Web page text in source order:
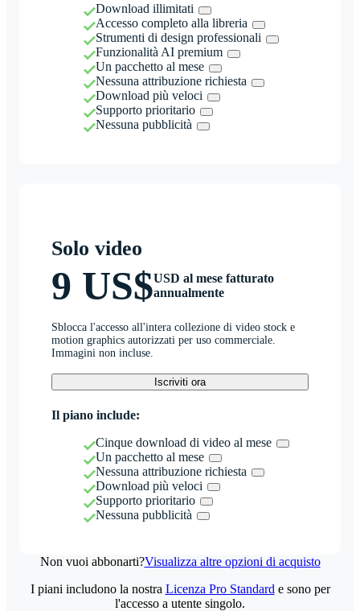
Download illimitati
Accesso completo alla libreria
Strumenti di design professionali
Funzionalità AI premium
Un pacchetto al mese
Nessuna attribuzione richiesta
Download più veloci
Supporto prioritario
Nessuna pubblicità
Solo video
9 US$USD al mese fatturato
annualmente
Sblocca l'accesso all'intera collezione di video stock e
motion graphics autorizzati per uso commerciale.
Immagini non incluse.
Iscriviti ora
Il piano include:
Cinque download di video al mese
Un pacchetto al mese
Nessuna attribuzione richiesta
Download più veloci
Supporto prioritario
Nessuna pubblicità
Non vuoi abbonarti?Visualizza altre opzioni di acquisto
I piani includono la nostra Licenza Pro Standard e sono per
l'accesso a utente singolo.